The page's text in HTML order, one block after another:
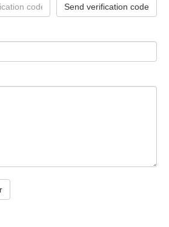
Send verification code